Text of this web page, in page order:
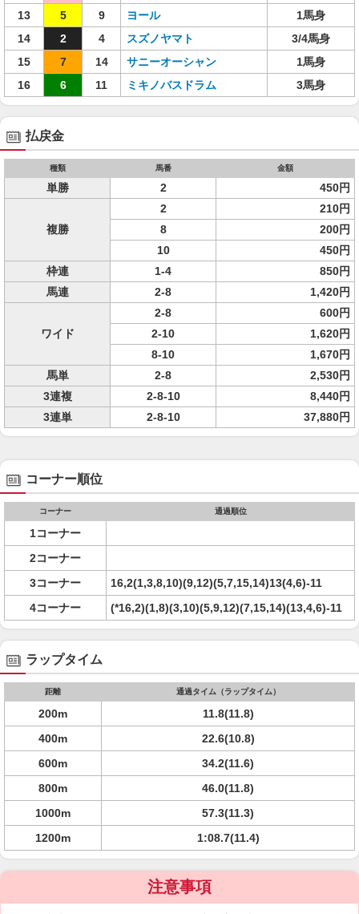
13
5 9 ヨール
1馬身
14
2 4 スズノヤマト
3/4馬身
15
7 14 サニーオーシャン
1馬身
16
6 11 ミキノバスドラム 3馬身
払戻金
種類 馬番 金額
単勝 2 450円
複勝
2
210円
8
200円
10
450円
枠連
1-4
850円
馬連
2-8 1,420円
ワイド
2-8
600円
2-10
1,620円
8-10
1,670円
馬単
2-8
2,530円
3連複
2-8-10
8,440円
3連単
2-8-10 37,880円
コーナー順位
コーナー 通過順位
1コーナー
2コーナー
3コーナー
16,2(1,3,8,10)(9,12)(5,7,15,14)13(4,6)-11
4コーナー
(*16,2)(1,8)(3,10)(5,9,12)(7,15,14)(13,4,6)-11
ラップタイム
距離 通過タイム（ラップタイム）
200m
11.8(11.8)
400m
22.6(10.8)
600m
34.2(11.6)
800m
46.0(11.8)
1000m
57.3(11.3)
1200m
1:08.7(11.4)
注意事項